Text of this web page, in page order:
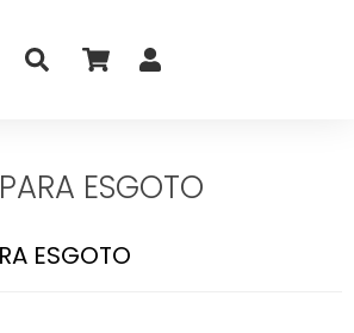
ESGOTO
ESGOTO